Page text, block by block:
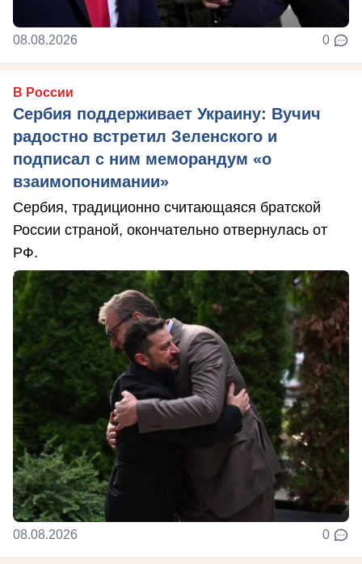
08.08.2026 0
В России
Сербия поддерживает Украину: Вучич
радостно встретил Зеленского и
подписал с ним меморандум «о
взаимопонимании»
Сербия, традиционно считающаяся братской
России страной, окончательно отвернулась от
РФ.
08.08.2026 0